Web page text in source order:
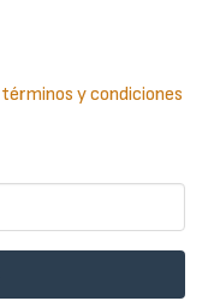
términos y condiciones